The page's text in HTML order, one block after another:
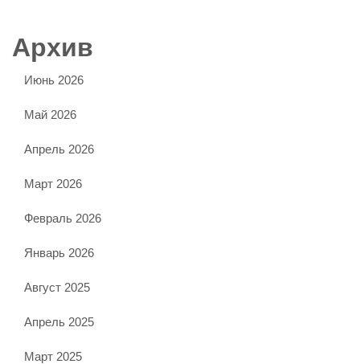
Архив
Июнь 2026
Май 2026
Апрель 2026
Март 2026
Февраль 2026
Январь 2026
Август 2025
Апрель 2025
Март 2025